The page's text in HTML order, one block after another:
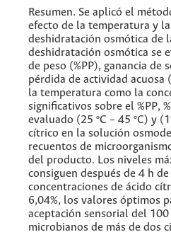
Resumen. Se aplicó el
efecto de la temperatura y
deshidratación osmótica de
deshidratación osmótica se
de peso (%PP), ganancia de
pérdida de actividad acuosa
la temperatura como la
significativos sobre el %PP,
evaluado (25 ºC – 45 ºC) y
cítrico en la solución
recuentos de
del producto. Los niveles
consiguen después de 4 h
concentraciones de ácido
6,04%, los valores óptimos
aceptación sensorial del
microbianos de más de dos